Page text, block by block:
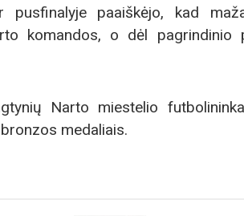
pusfinalyje paaiškėjo, kad
komandos, o dėl pagrindinio
Narto miestelio
medaliais.